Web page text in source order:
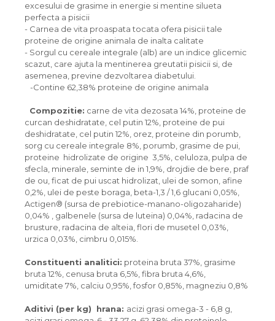
excesului de grasime in energie si mentine silueta
perfecta a pisicii
- Carnea de vita proaspata tocata ofera pisicii tale
proteine ​​de origine animala de inalta calitate
- Sorgul cu cereale integrale (alb) are un indice glicemic
scazut, care ajuta la mentinerea greutatii pisicii si, de
asemenea, previne dezvoltarea diabetului.
-Contine 62,38% proteine de origine ​​animala
Compozitie: carne de vita dezosata 14%, proteine ​​de
curcan deshidratate, cel putin 12%, proteine ​​de pui
deshidratate, cel putin 12%, orez, proteine ​​din porumb,
sorg cu cereale integrale 8%, porumb, grasime de pui,
proteine ​​ hidrolizate de origine 3,5%, celuloza, pulpa de
sfecla, minerale, seminte de in 1,9%, drojdie de bere, praf
de ou, ficat de pui uscat hidrolizat, ulei de somon, afine
0,2%, ulei de peste boraga, beta-1,3 / 1,6 glucani 0,05%,
Actigen® (sursa de prebiotice-manano-oligozaharide)
0,04% , galbenele (sursa de luteina) 0,04%, radacina de
brusture, radacina de alteia, flori de musetel 0,03%,
urzica 0,03%, cimbru 0,015%.
Constituenti analitici: proteina ​​bruta 37%, grasime
bruta 12%, cenusa bruta 6,5%, fibra bruta 4,6%,
umiditate 7%, calciu 0,95%, fosfor 0,85%, magneziu 0,8%
Aditivi (per kg) hrana: acizi grasi omega-3 - 6,8 g,